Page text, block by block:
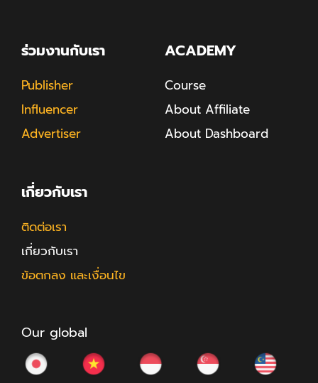
ร่วมงานกับเรา
Publisher
Influencer
Advertiser
ACADEMY
Course
About Affiliate
About Dashboard
เกี่ยวกับเรา
ติดต่อเรา
เกี่ยวกับเรา
ข้อตกลง และเงื่อนไข
Our global